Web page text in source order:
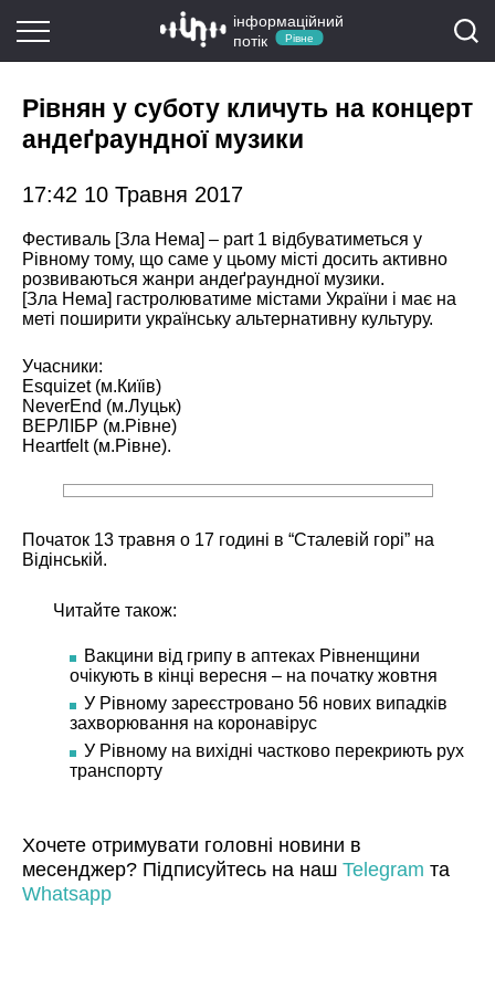
інформаційний
потік
Рівне
Рівнян у суботу кличуть на концерт
андеґраундної музики
17:42 10 Травня 2017
Фестиваль [Зла Нема] – part 1 відбуватиметься у
Рівному тому, що саме у цьому місті досить активно
розвиваються жанри андеґраундної музики.
[Зла Нема] гастролюватиме містами України і має на
меті поширити українську альтернативну культуру.
Учасники:
Esquizet (м.Киїів)
NeverEnd (м.Луцьк)
ВЕРЛІБР (м.Рівне)
Heartfelt (м.Рівне).
Початок 13 травня о 17 годині в “Сталевій горі” на
Відінській.
Читайте також:
Вакцини від грипу в аптеках Рівненщини
очікують в кінці вересня – на початку жовтня
У Рівному зареєстровано 56 нових випадків
захворювання на коронавірус
У Рівному на вихідні частково перекриють рух
транспорту
Хочете отримувати головні новини в
месенджер? Підписуйтесь на наш Telegram та
Whatsapp